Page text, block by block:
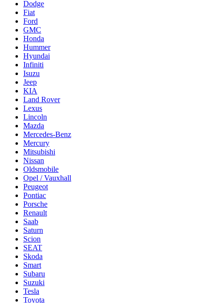
Dodge
Fiat
Ford
GMC
Honda
Hummer
Hyundai
Infiniti
Isuzu
Jeep
KIA
Land Rover
Lexus
Lincoln
Mazda
Mercedes-Benz
Mercury
Mitsubishi
Nissan
Oldsmobile
Opel / Vauxhall
Peugeot
Pontiac
Porsche
Renault
Saab
Saturn
Scion
SEAT
Skoda
Smart
Subaru
Suzuki
Tesla
Toyota